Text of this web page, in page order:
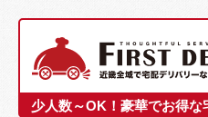
少人数～OK！豪華でお得な